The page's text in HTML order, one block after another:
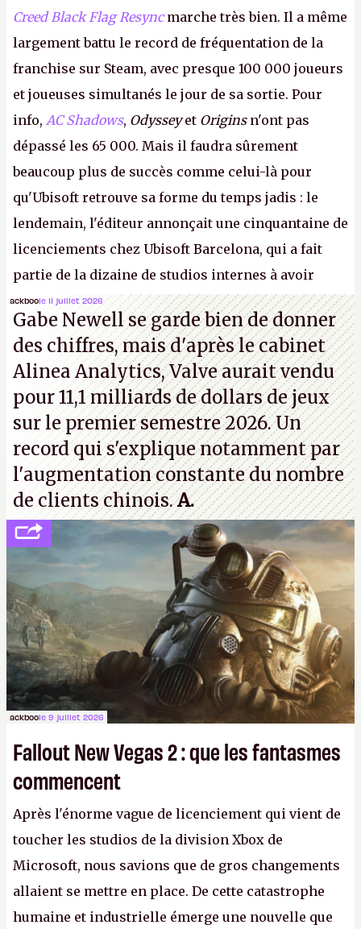
Creed Black Flag Resyncmarche très bien. Il a même
largement battu le record de fréquentation de la
franchise sur Steam, avec presque 100 000 joueurs
et joueuses simultanés le jour de sa sortie. Pour
info, AC Shadows, Odysseyet Originsn'ont pas
dépassé les 65 000. Mais il faudra sûrement
beaucoup plus de succès comme celui-là pour
qu'Ubisoft retrouve sa forme du temps jadis : le
lendemain, l'éditeur annonçait une cinquantaine de
licenciements chez Ubisoft Barcelona, qui a fait
partie de la dizaine de studios internes à avoir
travaillé sur cetAssassin's Creedsous la direction
d'Ubisoft Singapour.A.
ackboole 11 juillet 2026
Gabe Newell se garde bien de donner
des chiffres, mais d'après le cabinet
Alinea Analytics, Valve aurait vendu
pour 11,1 milliards de dollars de jeux
sur le premier semestre 2026. Un
record qui s'explique notamment par
l'augmentation constante du nombre
de clients chinois.A.
ackboole 9 juillet 2026
Fallout New Vegas 2 : que les fantasmes
commencent
Après l'énorme vague de licenciement qui vient de
toucher les studios de la division Xbox de
Microsoft, nous savions que de gros changements
allaient se mettre en place. De cette catastrophe
humaine et industrielle émerge une nouvelle que